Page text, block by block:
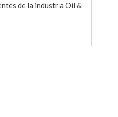
de la industria Oil &